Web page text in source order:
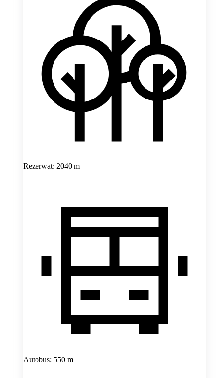
Rezerwat: 2040 m
Autobus: 550 m